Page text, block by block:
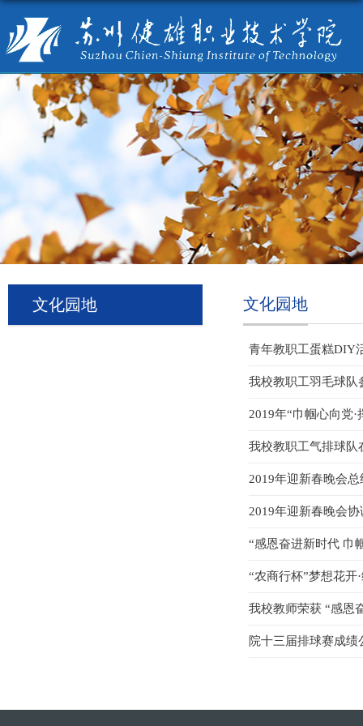
文化园地 文化园地
青年教职工蛋糕DIY
我校教职工羽毛球队
2019年“巾帼心向党
我校教职工气排球队
2019年迎新春晚会总
2019年迎新春晚会
“感恩奋进新时代 巾
“农商行杯”梦想花
我校教师荣获 “感恩
院十三届排球赛成绩